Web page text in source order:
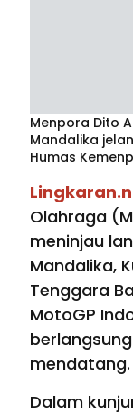
Menpora Dito
Mandalika
Humas
Olahraga
meninjau
Mandalika,
Tenggara
MotoGP
mendatang.
Dalam